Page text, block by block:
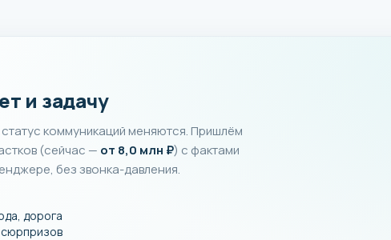
и задачу
коммуникаций меняются. Пришлём
(сейчас — от 8,0 млн ₽) с фактами
без звонка-давления.
дорога